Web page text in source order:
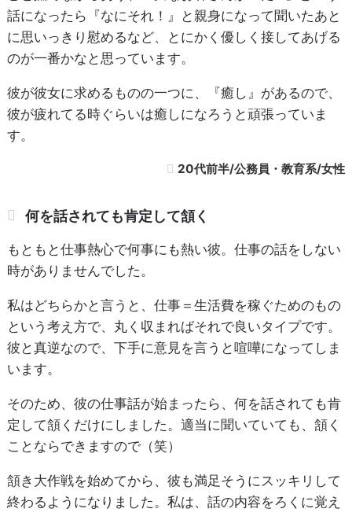
話になったら『なにそれ！』と親身になって聞いたあと
に思いっきり慰めるなど、とにかく優しく接してあげる
のが一番かなと思っています。
彼が彼女に求めるものの一つに、『癒し』があるので、
彼が疲れてる時ぐらいは癒しになろうと頑張っていま
す。
20代前半/公務員・教育系/女性
何を話されても肯定して頷く
もともと仕事熱心で何事にも熱い彼。仕事の話をしない
時がありませんでした。
私はどちらかと言うと、仕事＝生活費を稼ぐためのもの
という考え方で、丸く収まればそれで良いタイプです。
彼と真逆なので、下手に意見を言うと喧嘩になってしま
います。
そのため、彼の仕事話が始まったら、何を話されても肯
定して頷くだけにしました。適当に聞いていても、頷く
ことならできますので（笑）
頷き大作戦を始めてから、彼も満足そうにスッキリして
終わるようになりました。私は、話の内容をろくに覚え